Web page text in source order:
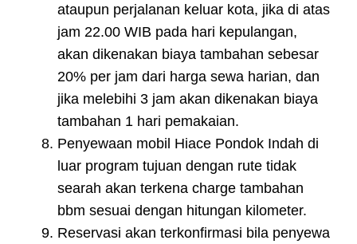
ataupun perjalanan keluar kota, jika di atas
jam 22.00 WIB pada hari kepulangan,
akan dikenakan biaya tambahan sebesar
20% per jam dari harga sewa harian, dan
jika melebihi 3 jam akan dikenakan biaya
tambahan 1 hari pemakaian.
Penyewaan mobil Hiace Pondok Indah di
luar program tujuan dengan rute tidak
searah akan terkena charge tambahan
bbm sesuai dengan hitungan kilometer.
Reservasi akan terkonfirmasi bila penyewa